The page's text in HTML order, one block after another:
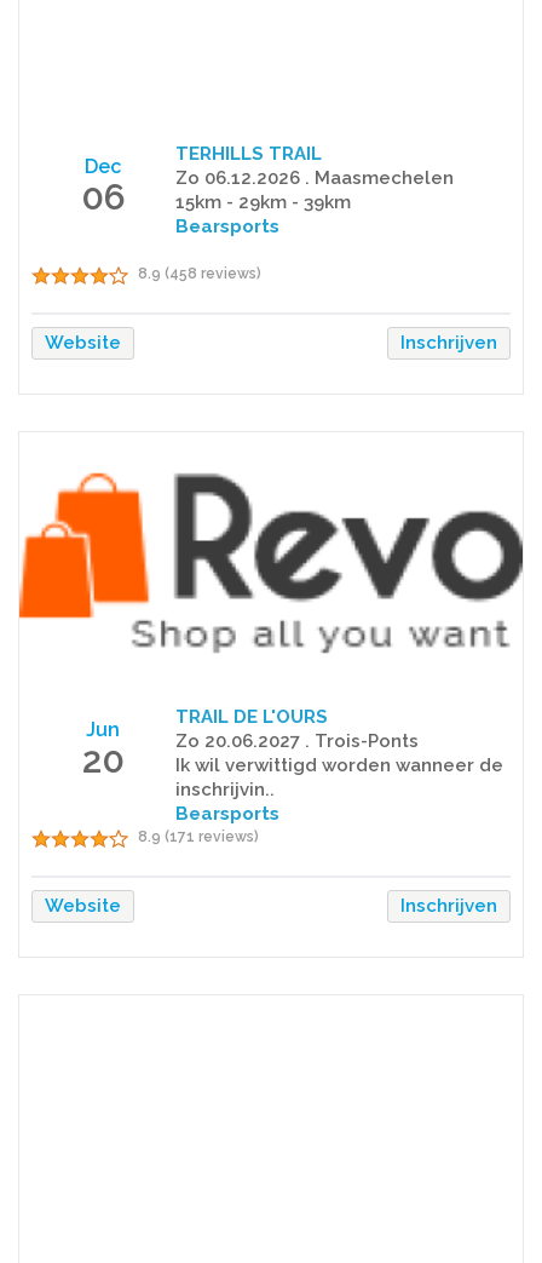
Dec
06
TERHILLS TRAIL
Zo 06.12.2026 . Maasmechelen
15km - 29km - 39km
Bearsports
8.9 (458 reviews)
Website Inschrijven
Jun
20
TRAIL DE L'OURS
Zo 20.06.2027 . Trois-Ponts
Ik wil verwittigd worden wanneer de
inschrijvin..
Bearsports
8.9 (171 reviews)
Website Inschrijven